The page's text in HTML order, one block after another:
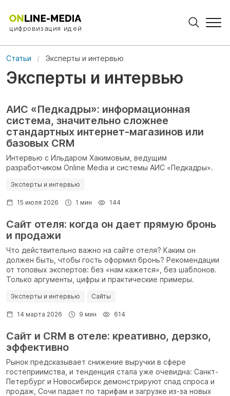
цифровизация идей
Статьи Эксперты и интервью
Эксперты и интервью
АИС «Педкадры»: информационная
система, значительно сложнее
стандартных интернет-магазинов или
базовых CRM
Интервью с Ильдаром Хакимовым, ведущим
разработчиком Online Media и системы АИС «Педкадры».
Эксперты и интервью
15 июля 2026 1 мин 144
Сайт отеля: когда он дает прямую бронь
и продажи
Что действительно важно на сайте отеля? Каким он
должен быть, чтобы гость оформил бронь? Рекомендации
от топовых экспертов: без «нам кажется», без шаблонов.
Только аргументы, цифры и практические примеры.
Эксперты и интервью Сайты
14 марта 2026 9 мин 614
Сайт и CRM в отеле: креативно, дерзко,
эффективно
Рынок предсказывает снижение выручки в сфере
гостеприимства, и тенденция стала уже очевидна: Санкт-
Петербург и Новосибирск демонстрируют спад спроса и
продаж, Сочи падает по тарифам и загрузке из-за новых